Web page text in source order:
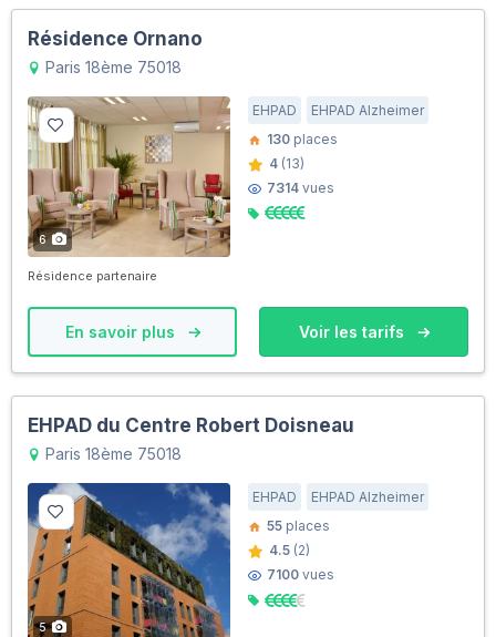
Résidence Ornano
Paris 18ème 75018
6
EHPAD
EHPAD Alzheimer
130 places
4 (13)
7314 vues
Résidence partenaire
En savoir plus Voir les tarifs
EHPAD du Centre Robert Doisneau
Paris 18ème 75018
5
EHPAD
EHPAD Alzheimer
55 places
4.5 (2)
7100 vues